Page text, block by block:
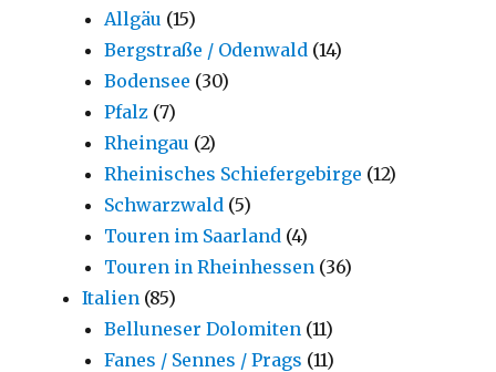
Allgäu (15)
Bergstraße / Odenwald (14)
Bodensee (30)
Pfalz (7)
Rheingau (2)
Rheinisches Schiefergebirge (12)
Schwarzwald (5)
Touren im Saarland (4)
Touren in Rheinhessen (36)
Italien (85)
Belluneser Dolomiten (11)
Fanes / Sennes / Prags (11)